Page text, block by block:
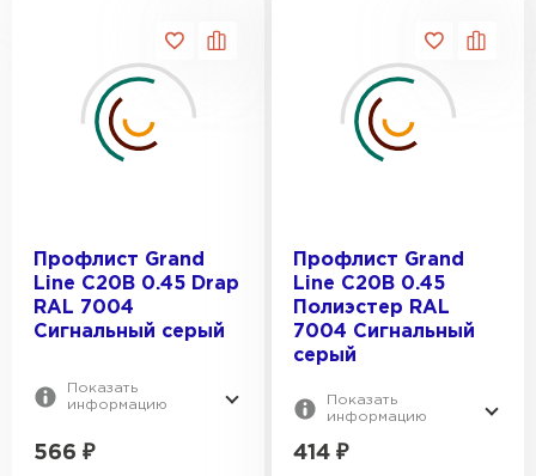
Профлист Grand
Line C20В 0.45 Drap
RAL 7004
Сигнальный серый
Показать
информацию
566 ₽
Профлист Grand
Line C20В 0.45
Полиэстер RAL
7004 Сигнальный
серый
Показать
информацию
414 ₽